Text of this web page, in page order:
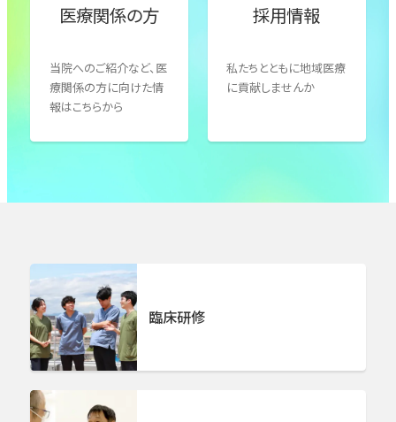
消化器外科／下部消化管（小腸・大腸）
消化器外科／肝臓・胆道・膵臓
整形外科
脳外科・脳卒中センター
リハビリテーション科
患者支援室
医局支援室
医療関係の方
当院へのご紹介など、医
療関係の方に向けた情
報はこちらから
採用情報
私たちとともに地域医療
に貢献しませんか
臨床研修